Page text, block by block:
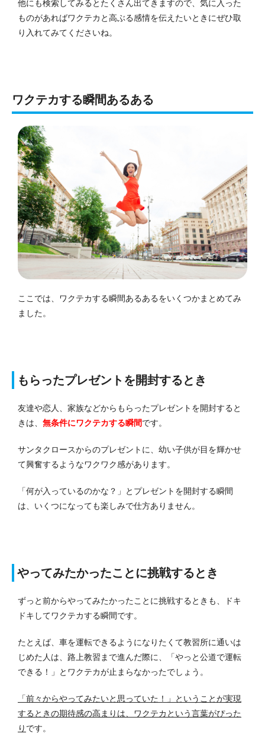
他にも検索してみるとたくさん出てきますので、気に入った
ものがあればワクテカと高ぶる感情を伝えたいときにぜひ取
り入れてみてくださいね。
ワクテカする瞬間あるある
ここでは、ワクテカする瞬間あるあるをいくつかまとめてみ
ました。
もらったプレゼントを開封するとき
友達や恋人、家族などからもらったプレゼントを開封すると
きは、 無条件にワクテカする瞬間です。
サンタクロースからのプレゼントに、幼い子供が目を輝かせ
て興奮するようなワクワク感があります。
「何が入っているのかな？」とプレゼントを開封する瞬間
は、いくつになっても楽しみで仕方ありません。
やってみたかったことに挑戦するとき
ずっと前からやってみたかったことに挑戦するときも、ドキ
ドキしてワクテカする瞬間です。
たとえば、車を運転できるようになりたくて教習所に通いは
じめた人は、路上教習まで進んだ際に、「やっと公道で運転
できる！」とワクテカが止まらなかったでしょう。
「前々からやってみたいと思っていた！」ということが実現
するときの期待感の高まりは、ワクテカという言葉がぴった
り です。